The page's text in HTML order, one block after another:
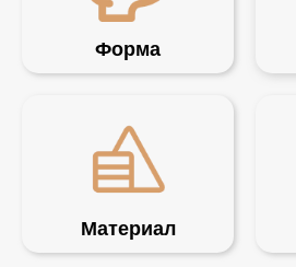
Форма
Материал